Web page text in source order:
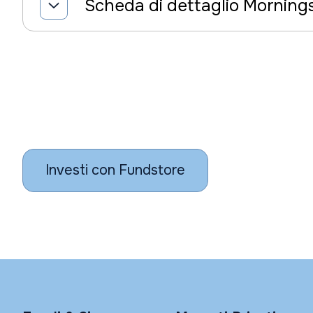
Scheda di dettaglio
Investi con Fundstore